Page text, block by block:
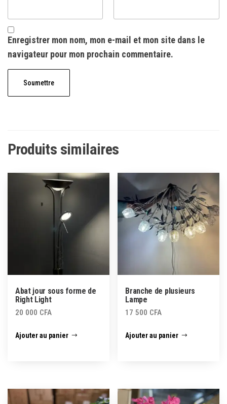
Enregistrer mon nom, mon e-mail et mon site dans le
navigateur pour mon prochain commentaire.
Produits similaires
Abat jour sous forme de
Right Light
20 000 CFA
Ajouter au panier
Branche de plusieurs
Lampe
17 500 CFA
Ajouter au panier